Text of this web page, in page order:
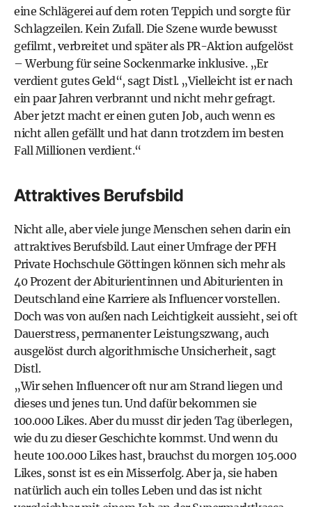
eine Schlägerei auf dem roten Teppich und sorgte für
Schlagzeilen. Kein Zufall. Die Szene wurde bewusst
gefilmt, verbreitet und später als PR-Aktion aufgelöst
– Werbung für seine Sockenmarke inklusive. „Er
verdient gutes Geld“, sagt Distl. „Vielleicht ist er nach
ein paar Jahren verbrannt und nicht mehr gefragt.
Aber jetzt macht er einen guten Job, auch wenn es
nicht allen gefällt und hat dann trotzdem im besten
Fall Millionen verdient.“
Attraktives Berufsbild
Nicht alle, aber viele junge Menschen sehen darin ein
attraktives Berufsbild. Laut einer Umfrage der PFH
Private Hochschule Göttingen können sich mehr als
40 Prozent der Abiturientinnen und Abiturienten in
Deutschland eine Karriere als Influencer vorstellen.
Doch was von außen nach Leichtigkeit aussieht, sei oft
Dauerstress, permanenter Leistungszwang, auch
ausgelöst durch algorithmische Unsicherheit, sagt
Distl.
„Wir sehen Influencer oft nur am Strand liegen und
dieses und jenes tun. Und dafür bekommen sie
100.000 Likes. Aber du musst dir jeden Tag überlegen,
wie du zu dieser Geschichte kommst. Und wenn du
heute 100.000 Likes hast, brauchst du morgen 105.000
Likes, sonst ist es ein Misserfolg. Aber ja, sie haben
natürlich auch ein tolles Leben und das ist nicht